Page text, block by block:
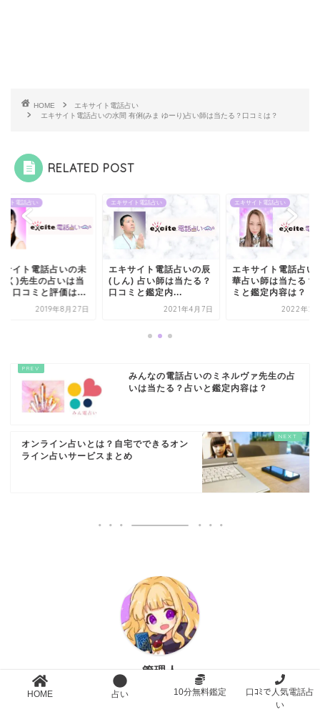
HOME
エキサイト電話占い
エキサイト電話占いの水間 有俐(みま ゆーり)占い師は当たる？口コミは？
RELATED POST
イト電話占い
サイト電話占いの未
く)先生の占いは当
？口コミと評価は...
2019年8月27日
エキサイト電話占い
エキサイト電話占いの辰
(しん) 占い師は当たる？
口コミと鑑定内...
2021年4月7日
エキサイト電話占い
エキサイト電話占い
華占い師は当たる？
ミと鑑定内容は？
2022年2
みんなの電話占いのミネルヴァ先生の占
いは当たる？占いと鑑定内容は？
オンライン占いとは？自宅でできるオン
ライン占いサービスまとめ
管理人
占い好きの方・悩める人のための占い情報発信サイトで
HOME 占い 10分無料鑑定
口ｺﾐで人気電話占
い